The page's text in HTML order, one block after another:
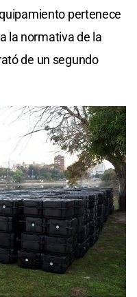
pertenece
la normativa de la
de un segundo